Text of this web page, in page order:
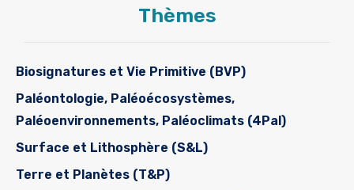
Thèmes
Biosignatures et Vie Primitive (BVP)
Paléontologie, Paléoécosystèmes,
Paléoenvironnements, Paléoclimats (4Pal)
Surface et Lithosphère (S&L)
Terre et Planètes (T&P)